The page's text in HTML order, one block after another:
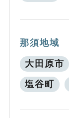
那須地域
大田原市
塩谷町